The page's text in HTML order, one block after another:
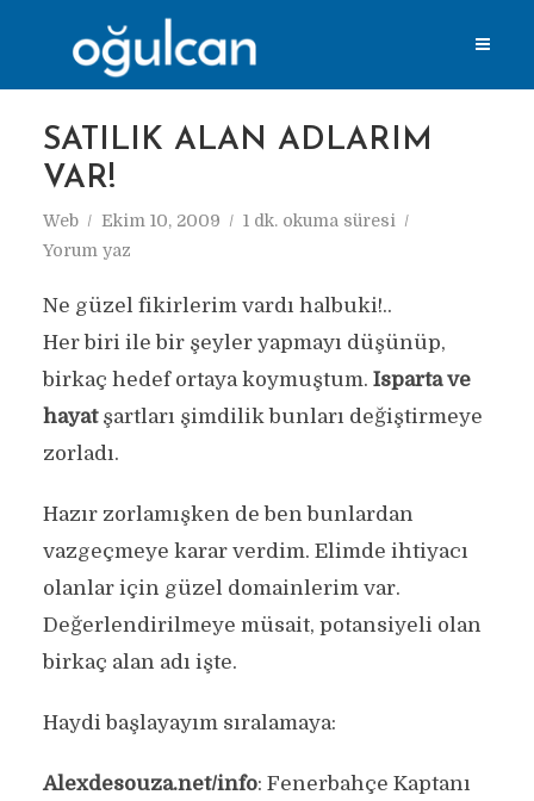
SATILIK ALAN ADLARIM
VAR!
Web Ekim 10, 2009
1 dk. okuma süresi
Yorum yaz
Ne güzel fikirlerim vardı halbuki!..
Her biri ile bir şeyler yapmayı düşünüp,
birkaç hedef ortaya koymuştum. Isparta ve
hayatşartları şimdilik bunları değiştirmeye
zorladı.
Hazır zorlamışken de ben bunlardan
vazgeçmeye karar verdim. Elimde ihtiyacı
olanlar için güzel domainlerim var.
Değerlendirilmeye müsait, potansiyeli olan
birkaç alan adı işte.
Haydi başlayayım sıralamaya:
Alexdesouza.net/info: Fenerbahçe Kaptanı